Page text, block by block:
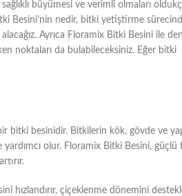
büyümesi ve verimli olmaları
Besini’nin nedir, bitki yetiştirme
Ayrıca Floramix Bitki Besini ile
noktaları da bulabileceksiniz. Eğer bitki
bitki besinidir. Bitkilerin kök, gövde ve
olur. Floramix Bitki Besini, güçlü
hızlandırır, çiçeklenme dönemini